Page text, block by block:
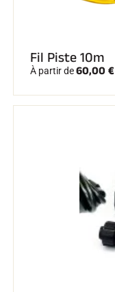
Fil Piste 10m
À partir de60,00 €